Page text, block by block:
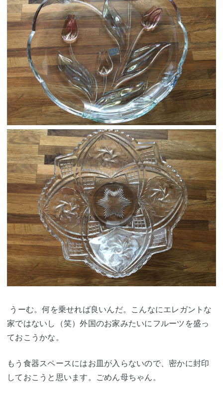
うーむ。何を乗せれば良いんだ。こんなにエレガントな
家ではないし（笑）外国のお家みたいにフルーツを盛っ
ておこうかな。
もう食器スペースにはお皿が入らないので、密かに封印
しておこうと思います。ごめん母ちゃん。